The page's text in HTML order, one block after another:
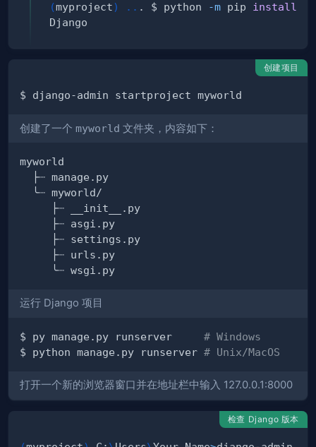
(myproject) .. . $ python -m pip install
创建项目
创建了一个 myworld 文件夹，内容如下：
运行 Django 项目
$ py manage.py runserver # Windows
$ python manage.py runserver # Unix/MacOS
打开一个新的浏览器窗口并在地址栏中输入 127.0.0.1:8000
检查 Django 版本